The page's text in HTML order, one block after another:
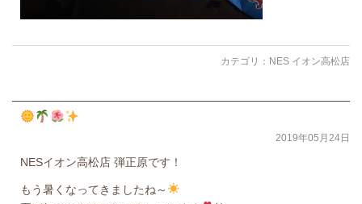
カテゴリ： NES イオン高松店
2019年05月24日
NESイオン高松店 弾正原です！
もう暑くなってきましたね～